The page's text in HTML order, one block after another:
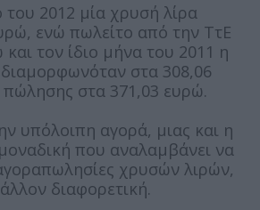
2012 μία χρυσή λίρα
ενώ πωλείτο από την ΤτΕ
τον ίδιο μήνα του 2011 η
στα 308,06
πώλησης στα 371,03 ευρώ.
υπόλοιπη αγορά, μιας και η
που αναλαμβάνει να
χρυσών λιρών,
διαφορετική.